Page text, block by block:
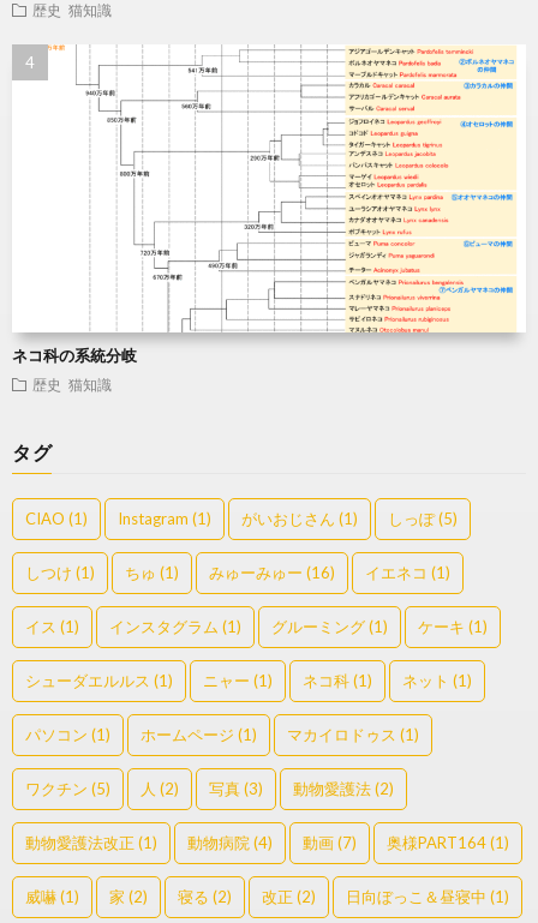
歴史 猫知識
ネコ科の系統分岐
歴史 猫知識
タグ
CIAO (1) Instagram (1) がいおじさん (1) しっぽ(5)
しつけ (1) ちゅ (1) みゅーみゅー (16) イエネコ (1)
イス (1) インスタグラム (1) グルーミング(1) ケーキ (1)
シューダエルルス (1) ニャー (1) ネコ科(1) ネット (1)
パソコン (1) ホームページ (1) マカイロドゥス (1)
ワクチン (5) 人 (2) 写真(3) 動物愛護法(2)
動物愛護法改正 (1) 動物病院(4) 動画(7) 奥様PART164(1)
威嚇(1) 家 (2) 寝る (2) 改正 (2) 日向ぼっこ＆昼寝中 (1)